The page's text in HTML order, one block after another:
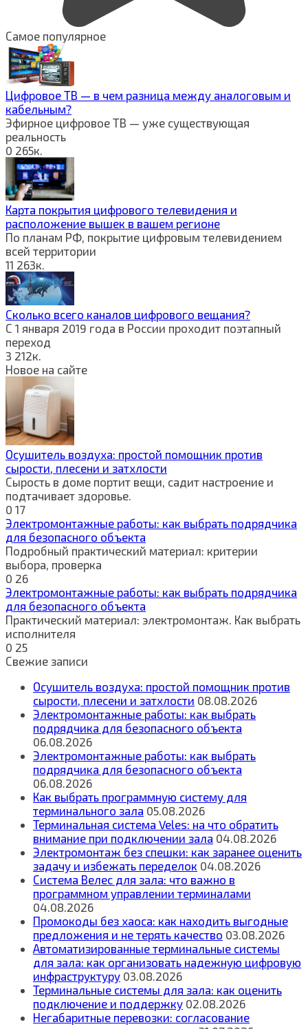
Самое популярное
Цифровое ТВ — в чем разница между аналоговым и
кабельным?
Эфирное цифровое ТВ — уже существующая
реальность
0 265к.
Карта покрытия цифрового телевидения и
расположение вышек в вашем регионе
По планам РФ, покрытие цифровым телевидением
всей территории
11 263к.
Сколько всего каналов цифрового вещания?
С 1 января 2019 года в России проходит поэтапный
переход
3 212к.
Новое на сайте
Осушитель воздуха: простой помощник против
сырости, плесени и затхлости
Сырость в доме портит вещи, садит настроение и
подтачивает здоровье.
0 17
Электромонтажные работы: как выбрать подрядчика
для безопасного объекта
Подробный практический материал: критерии
выбора, проверка
0 26
Электромонтажные работы: как выбрать подрядчика
для безопасного объекта
Практический материал: электромонтаж. Как выбрать
исполнителя
0 25
Свежие записи
Осушитель воздуха: простой помощник против
сырости, плесени и затхлости 08.08.2026
Электромонтажные работы: как выбрать
подрядчика для безопасного объекта
06.08.2026
Электромонтажные работы: как выбрать
подрядчика для безопасного объекта
06.08.2026
Как выбрать программную систему для
терминального зала 05.08.2026
Терминальная система Veles: на что обратить
внимание при подключении зала 04.08.2026
Электромонтаж без спешки: как заранее оценить
задачу и избежать переделок 04.08.2026
Система Велес для зала: что важно в
программном управлении терминалами
04.08.2026
Промокоды без хаоса: как находить выгодные
предложения и не терять качество 03.08.2026
Автоматизированные терминальные системы
для зала: как организовать надежную цифровую
инфраструктуру 03.08.2026
Терминальные системы для зала: как оценить
подключение и поддержку 02.08.2026
Негабаритные перевозки: согласование